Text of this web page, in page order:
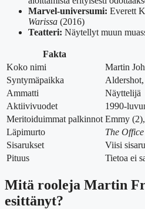
Marvel-universumi: Everett
Warissa (2016)
Teatteri: Näytellyt muun
Fakta
Koko nimi
Martin
Syntymäpaikka
Ammatti
Näyttelijä
Aktiivivuodet
1990-
Meritoiduimmat palkinnot Emmy
Läpimurto
The Office
Sisarukset
Viisi
Pituus
Tietoa ei
Mitä rooleja Martin
esittänyt?